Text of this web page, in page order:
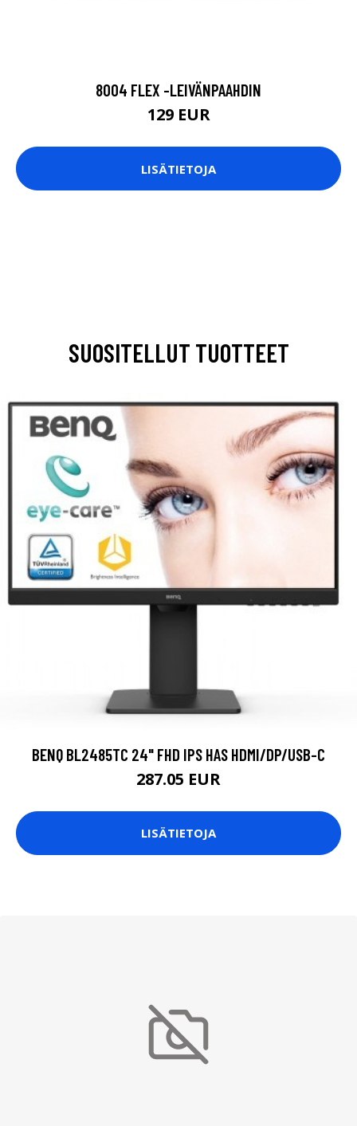
8004 FLEX -LEIVÄNPAAHDIN
129 EUR
LISÄTIETOJA
SUOSITELLUT TUOTTEET
BENQ BL2485TC 24" FHD IPS HAS HDMI/DP/USB-C
287.05 EUR
LISÄTIETOJA